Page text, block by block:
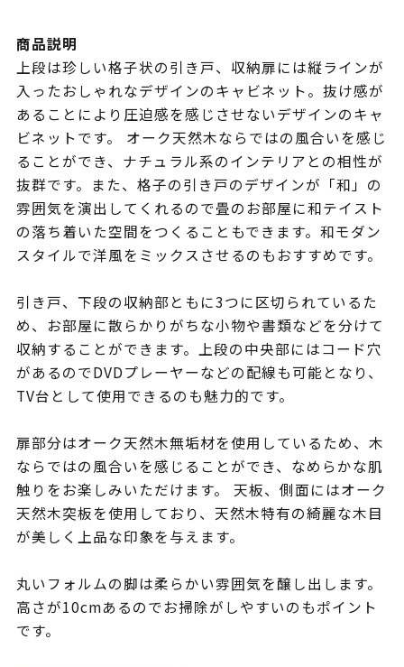
商品説明
上段は珍しい格子状の引き戸、収納扉には縦ラインが
入ったおしゃれなデザインのキャビネット。抜け感が
あることにより圧迫感を感じさせないデザインのキャ
ビネットです。 オーク天然木ならではの風合いを感じ
ることができ、ナチュラル系のインテリアとの相性が
抜群です。また、格子の引き戸のデザインが「和」の
雰囲気を演出してくれるので畳のお部屋に和テイスト
の落ち着いた空間をつくることもできます。和モダン
スタイルで洋風をミックスさせるのもおすすめです。
引き戸、下段の収納部ともに3つに区切られているた
め、お部屋に散らかりがちな小物や書類などを分けて
収納することができます。上段の中央部にはコード穴
があるのでDVDプレーヤーなどの配線も可能となり、
TV台として使用できるのも魅力的です。
扉部分はオーク天然木無垢材を使用しているため、木
ならではの風合いを感じることができ、なめらかな肌
触りをお楽しみいただけます。 天板、側面にはオーク
天然木突板を使用しており、天然木特有の綺麗な木目
が美しく上品な印象を与えます。
丸いフォルムの脚は柔らかい雰囲気を醸し出します。
高さが10cmあるのでお掃除がしやすいのもポイント
です。